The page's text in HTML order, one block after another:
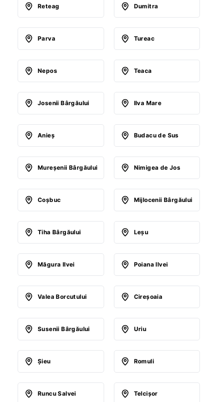
Reteag Dumitra
Parva Tureac
Nepos Teaca
Josenii Bârgăului Ilva Mare
Anieş Budacu de Sus
Mureşenii Bârgăului Nimigea de Jos
Coşbuc Mijlocenii Bârgăului
Tiha Bârgăului Leşu
Măgura Ilvei Poiana Ilvei
Valea Borcutului Cireşoaia
Susenii Bârgăului Uriu
Şieu Romuli
Runcu Salvei Telcişor